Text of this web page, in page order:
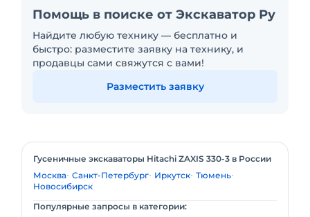
Помощь в поиске от Экскаватор Ру
Найдите любую технику — бесплатно и
быстро: разместите заявку на технику, и
продавцы сами свяжутся с вами!
Разместить заявку
Гусеничные экскаваторы Hitachi ZAXIS 330-3 в России
Москва Санкт-Петербург Иркутск Тюмень
Новосибирск
Популярные запросы в категории: